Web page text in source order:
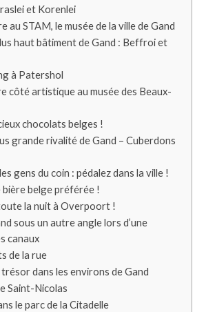
et Korenlei
au STAM, le musée de la ville de Gand
haut bâtiment de Gand : Beffroi et
à Patershol
côté artistique au musée des Beaux-
chocolats belges !
grande rivalité de Gand – Cuberdons
gens du coin : pédalez dans la ville !
belge préférée !
la nuit à Overpoort !
sous un autre angle lors d’une
canaux
de la rue
dans les environs de Gand
Saint-Nicolas
le parc de la Citadelle